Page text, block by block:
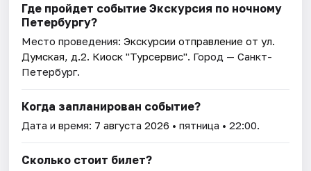
Где пройдет событие Экскурсия по ночному
Петербургу?
Место проведения:Экскурсии отправление от ул.
Думская, д.2. Киоск "Турсервис". Город — Санкт-
Петербург.
Когда запланирован событие?
Дата и время: 7 августа 2026 • пятница • 22:00.
Сколько стоит билет?